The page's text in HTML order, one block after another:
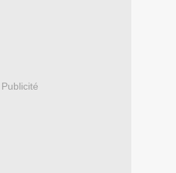
Publicité